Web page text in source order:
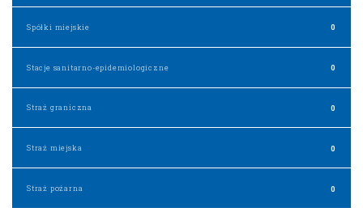
Spółki miejskie 0
Stacje sanitarno-epidemiologiczne 0
Straż graniczna 0
Straż miejska 0
Straż pożarna 0